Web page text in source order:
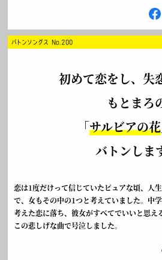
バトンソングス No.200
初めて恋をし、失
もとまろ
「サルビアの花
バトンしま
恋は1度だけって信じていたピュアな頃、人
で、女もその中の1つと考えていました。中
考えた恋に落ち、彼女がすべてでいいと思え
この悲しげな曲で号泣しました。